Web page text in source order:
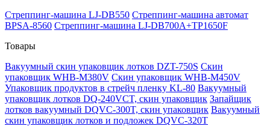
Стреппинг-машина LJ-DB550 Стреппинг-машина автомат
BPSA-8560 Стреппинг-машина LJ-DB700A+TP1650F
Товары
Вакуумный скин упаковщик лотков DZT-750S Скин
упаковщик WHB-M380V Скин упаковщик WHB-M450V
Упаковщик продуктов в стрейч пленку KL-80 Вакуумный
упаковщик лотков DQ-240VCT, скин упаковщик Запайщик
лотков вакуумный DQVC-300T, скин упаковщик Вакуумный
скин упаковщик лотков и подложек DQVC-320T